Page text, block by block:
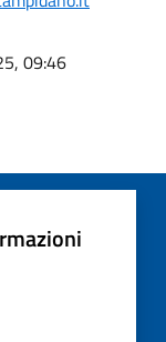
09:46